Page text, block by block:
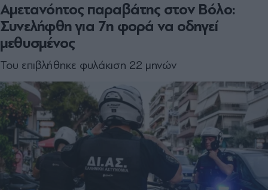
Αμετανόητος παραβάτης στον Βόλο:
Συνελήφθη για 7η φορά να οδηγεί
μεθυσμένος
Του επιβλήθηκε φυλάκιση 22 μηνών